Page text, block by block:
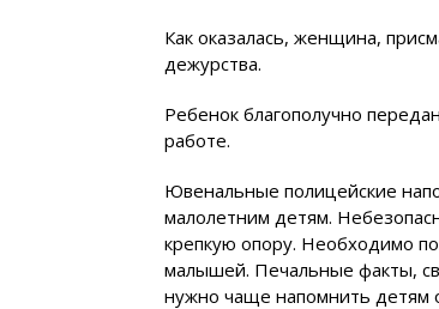
Как оказалась, женщина,
дежурства.
Ребенок благополучно
работе.
Ювенальные полицейские
малолетним детям.
крепкую опору. Необходимо
малышей. Печальные факты,
нужно чаще напомнить детям